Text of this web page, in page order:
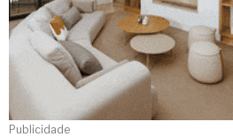
Publicidade